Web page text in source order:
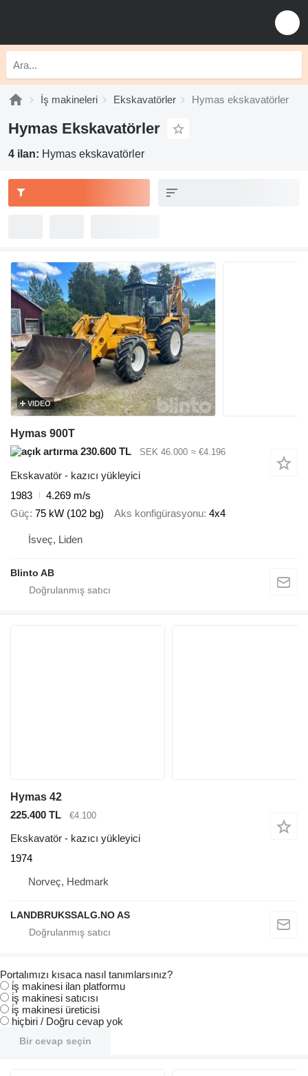
İş makineleri Ekskavatörler Hymas ekskavatörler
Hymas Ekskavatörler
4 ilan: Hymas ekskavatörler
VIDEO
Hymas 900T
230.600 TL
SEK 46.000 ≈ €4.196
Ekskavatör - kazıcı yükleyici
1983
4.269 m/s
Güç 75 kW (102 bg) Aks konfigürasyonu 4x4
İsveç, Liden
Blinto AB
Hymas 42
225.400 TL
€4.100
Ekskavatör - kazıcı yükleyici
1974
Norveç, Hedmark
LANDBRUKSSALG.NO AS
Portalımızı kısaca nasıl tanımlarsınız?
i̇ş makinesi ilan platformu
i̇ş makinesi satıcısı
i̇ş makinesi üreticisi
hiçbiri / Doğru cevap yok
Bir cevap seçin